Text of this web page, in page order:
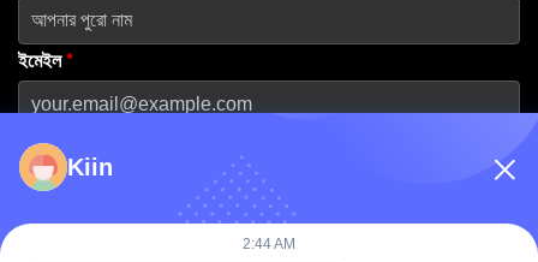
ইমেইল*
ফোন নম্বর
কোম্পানির নাম
Kiin
2:44 AM